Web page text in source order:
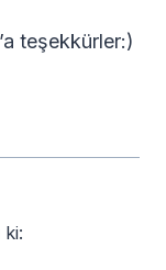
teşekkürler:)
ki: